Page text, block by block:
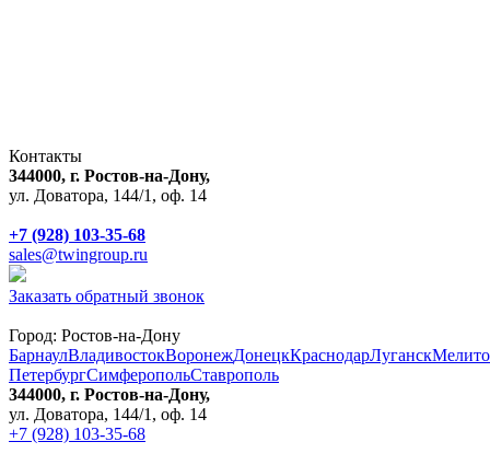
Контакты
344000, г. Ростов-на-Дону,
ул. Доватора, 144/1, оф. 14
+7 (928) 103-35-68
sales@twingroup.ru
Заказать обратный звонок
Город: Ростов-на-Дону
БарнаулВладивостокВоронежДонецкКраснодарЛуганск
ПетербургСимферопольСтаврополь
344000, г. Ростов-на-Дону,
ул. Доватора, 144/1, оф. 14
+7 (928) 103-35-68